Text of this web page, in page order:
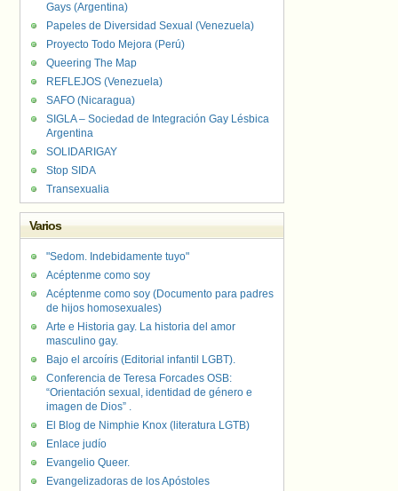
Gays (Argentina)
Papeles de Diversidad Sexual (Venezuela)
Proyecto Todo Mejora (Perú)
Queering The Map
REFLEJOS (Venezuela)
SAFO (Nicaragua)
SIGLA – Sociedad de Integración Gay Lésbica
Argentina
SOLIDARIGAY
Stop SIDA
Transexualia
Varios
"Sedom. Indebidamente tuyo"
Acéptenme como soy
Acéptenme como soy (Documento para padres
de hijos homosexuales)
Arte e Historia gay. La historia del amor
masculino gay.
Bajo el arcoíris (Editorial infantil LGBT).
Conferencia de Teresa Forcades OSB:
“Orientación sexual, identidad de género e
imagen de Dios” .
El Blog de Nimphie Knox (literatura LGTB)
Enlace judío
Evangelio Queer.
Evangelizadoras de los Apóstoles